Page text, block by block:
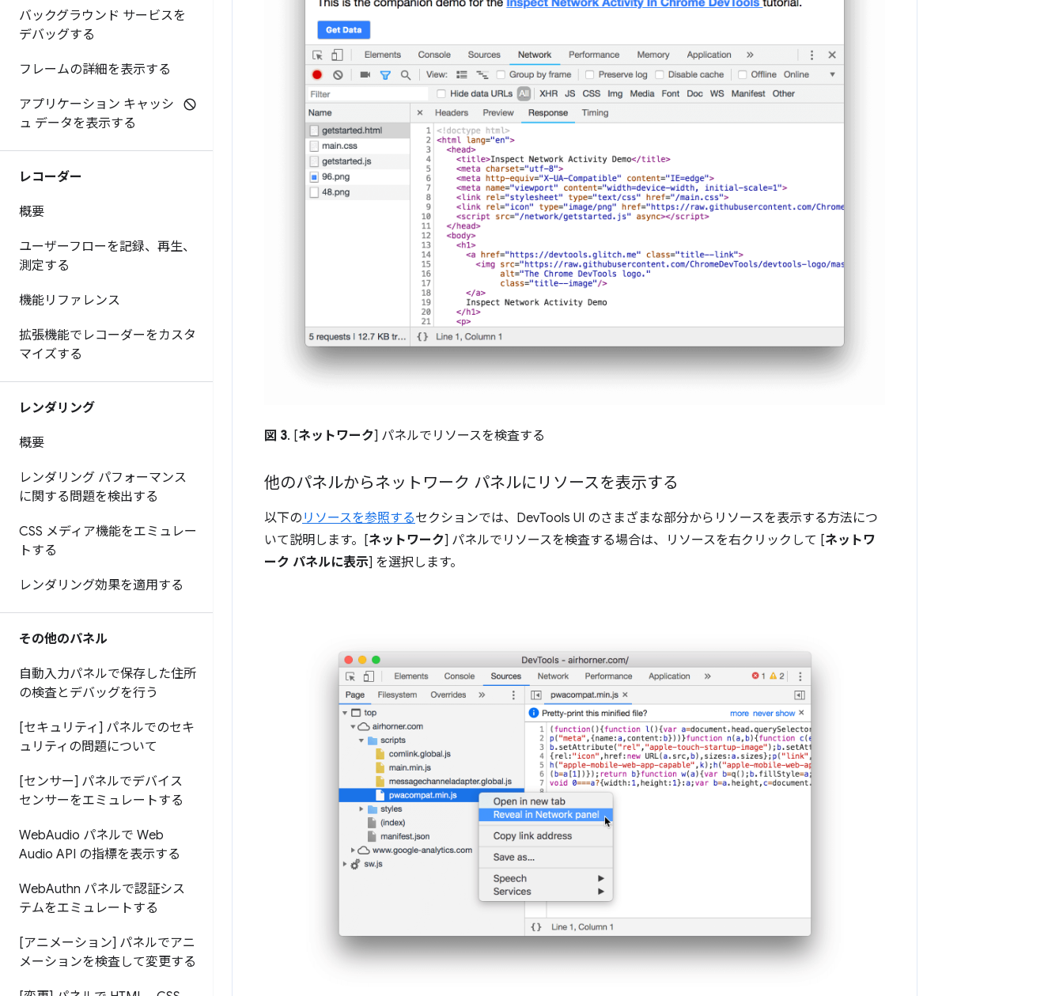
バックグラウンド サービスを
デバッグする
フレームの詳細を表示する
アプリケーション キャッシ
ュ データを表示する
レコーダー
概要
ユーザーフローを記録、再生、
測定する
機能リファレンス
拡張機能でレコーダーをカスタ
マイズする
レンダリング
概要
レンダリング パフォーマンス
に関する問題を検出する
CSS メディア機能をエミュレー
トする
レンダリング効果を適用する
その他のパネル
自動入力パネルで保存した住所
の検査とデバッグを行う
[セキュリティ] パネルでのセキ
ュリティの問題について
[センサー] パネルでデバイス
センサーをエミュレートする
WebAudio パネルで Web
Audio API の指標を表示する
WebAuthn パネルで認証シス
テムをエミュレートする
[アニメーション] パネルでアニ
メーションを検査して変更する
図 3. [ネットワーク] パネルでリソースを検査する
他のパネルからネットワーク パネルにリソースを表示する
以下の リソースを参照するセクションでは、DevTools UI のさまざまな部分からリソースを表示する方法につ
いて説明します。[ネットワーク] パネルでリソースを検査する場合は、リソースを右クリックして [ネットワ
ーク パネルに表示] を選択します。